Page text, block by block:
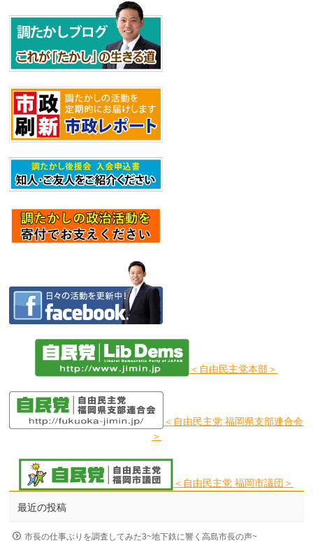
＜自由民主党本部＞
＜自由民主党 福岡県支部連合会
＞
＜自由民主党 福岡市議団＞
最近の投稿
市長の仕事ぶりを調査してみた3~地下鉄に響く高島市長の声~